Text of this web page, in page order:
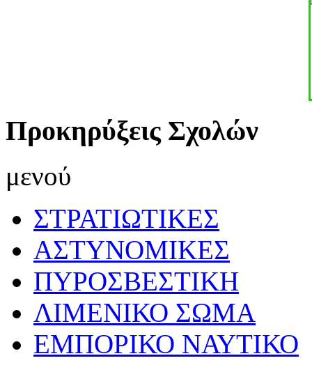
Προκηρύξεις Σχολών
μενού
ΣΤΡΑΤΙΩΤΙΚΕΣ
ΑΣΤΥΝΟΜΙΚΕΣ
ΠΥΡΟΣΒΕΣΤΙΚΗ
ΛΙΜΕΝΙΚΟ ΣΩΜΑ
ΕΜΠΟΡΙΚΟ ΝΑΥΤΙΚΟ